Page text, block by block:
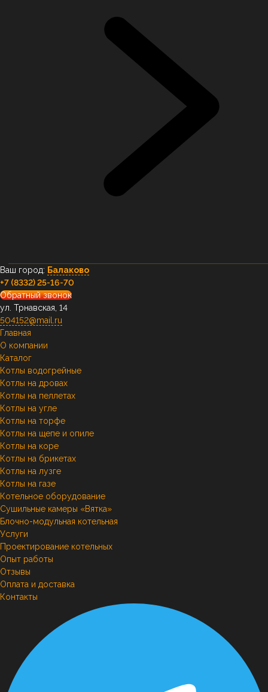
Ваш город: Балаково
+7 (8332) 25-16-70
Обратный звонок
ул. Трнавская, 14
504152@mail.ru
Главная
О компании
Каталог
Котлы водогрейные
Котлы на дровах
Котлы на пеллетах
Котлы на угле
Котлы на торфе
Котлы на щепе и опиле
Котлы на коре
Котлы на брикетах
Котлы на лузге
Котлы на газе
Котельное оборудование
Сушильные камеры «Вятка»
Блочно-модульная котельная
Услуги
Проектирование котельных
Опыт работы
Отзывы
Оплата и доставка
Контакты